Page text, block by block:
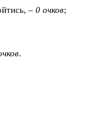
– 0 очков;
.